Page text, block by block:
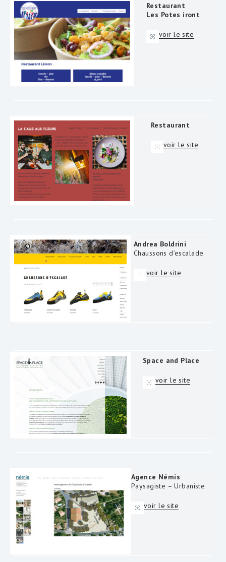
Restaurant
Les Potes iront
voir le site
Restaurant
voir le site
Andrea Boldrini
Chaussons d’escalade
voir le site
Space and Place
voir le site
Agence Némis
Paysagiste – Urbaniste
voir le site